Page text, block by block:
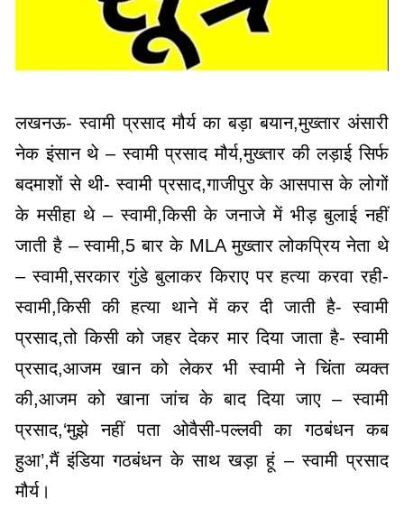
लखनऊ- स्वामी प्रसाद मौर्य का बड़ा बयान,मुख्तार अंसारी
नेक इंसान थे – स्वामी प्रसाद मौर्य,मुख्तार की लड़ाई सिर्फ
बदमाशों से थी- स्वामी प्रसाद,गाजीपुर के आसपास के लोगों
के मसीहा थे – स्वामी,किसी के जनाजे में भीड़ बुलाई नहीं
जाती है – स्वामी,5 बार के MLA मुख्तार लोकप्रिय नेता थे
– स्वामी,सरकार गुंडे बुलाकर किराए पर हत्या करवा रही-
स्वामी,किसी की हत्या थाने में कर दी जाती है- स्वामी
प्रसाद,तो किसी को जहर देकर मार दिया जाता है- स्वामी
प्रसाद,आजम खान को लेकर भी स्वामी ने चिंता व्यक्त
की,आजम को खाना जांच के बाद दिया जाए – स्वामी
प्रसाद,‘मुझे नहीं पता ओवैसी-पल्लवी का गठबंधन कब
हुआ’,मैं इंडिया गठबंधन के साथ खड़ा हूं – स्वामी प्रसाद
मौर्य।